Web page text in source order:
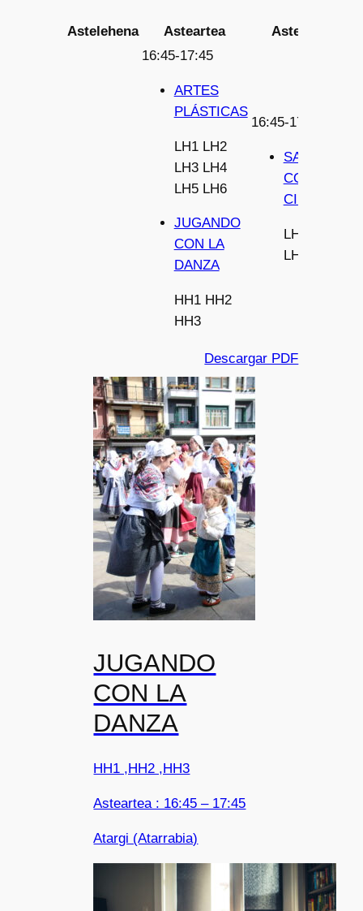
Astelehena Asteartea
Asteazkena
16:45-17:45
ARTES
PLÁSTICAS
LH1 LH2
LH3 LH4
LH5 LH6
JUGANDO
CON LA
DANZA
HH1 HH2
HH3
16:45-17:45
CON LA
CIENCIA
LH2
LH5
Descargar PDF
JUGANDO
CON LA
DANZA
HH1 ,HH2 ,HH3
Asteartea : 16:45 – 17:45
Atargi (Atarrabia)